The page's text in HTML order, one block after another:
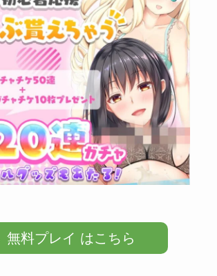
無料プレイ はこちら